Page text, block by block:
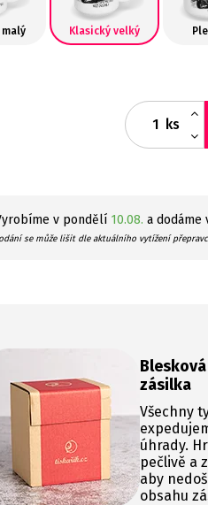
malý Klasický velký
ks
v pondělí 10.08. a dodáme
se může lišit dle aktuálního vytížení
Blesková
zásilka
Všechny
úhrady.
pečlivě a
aby
obsahu